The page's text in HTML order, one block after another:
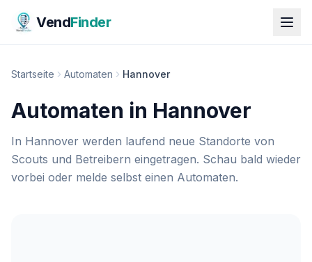
VendFinder
Startseite Automaten Hannover
Automaten in Hannover
In Hannover werden laufend neue Standorte von
Scouts und Betreibern eingetragen. Schau bald wieder
vorbei oder melde selbst einen Automaten.